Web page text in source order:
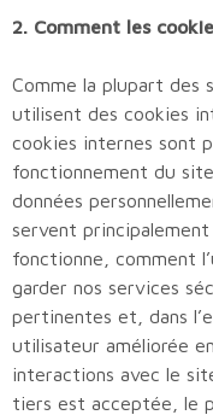
2. Comment les
Comme la plupart des
utilisent des cookies
cookies internes sont
fonctionnement du
données
servent
fonctionne, comment
garder nos services
pertinentes et, dans
utilisateur améliorée
interactions avec le
tiers est acceptée, le